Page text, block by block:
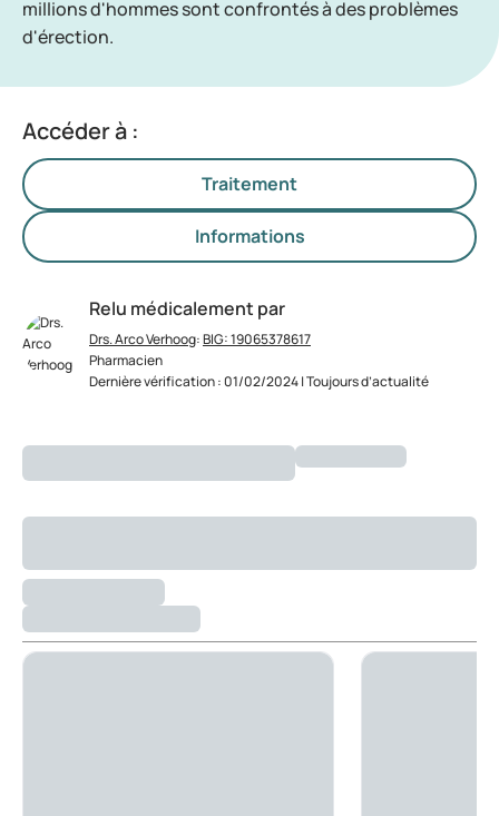
millions d'hommes sont confrontés à des problèmes
d'érection.
Accéder à :
Traitement
Informations
Relu médicalement par
Drs. Arco Verhoog:BIG: 19065378617
Pharmacien
Dernière vérification : 01/02/2024 | Toujours d’actualité